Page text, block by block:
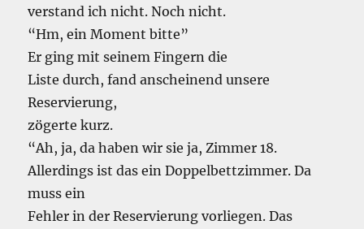
verstand ich nicht. Noch nicht.
“Hm, ein Moment bitte”
Er ging mit seinem Fingern die
Liste durch, fand anscheinend unsere
Reservierung,
zögerte kurz.
“Ah, ja, da haben wir sie ja, Zimmer 18.
Allerdings ist das ein Doppelbettzimmer. Da
muss ein
Fehler in der Reservierung vorliegen. Das